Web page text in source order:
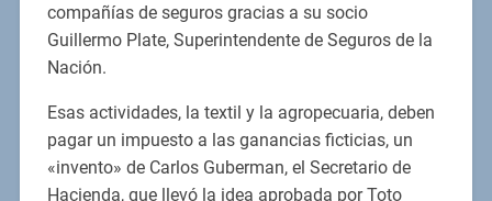
compañías de seguros gracias a su socio
Guillermo Plate, Superintendente de Seguros de la
Nación.
Esas actividades, la textil y la agropecuaria, deben
pagar un impuesto a las ganancias ficticias, un
«invento» de Carlos Guberman, el Secretario de
Hacienda, que llevó la idea aprobada por Toto